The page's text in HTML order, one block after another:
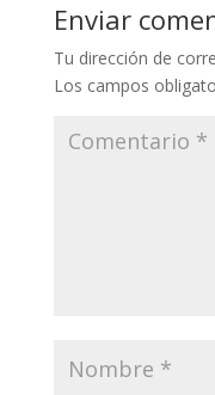
Enviar
Tu dirección de
Los campos